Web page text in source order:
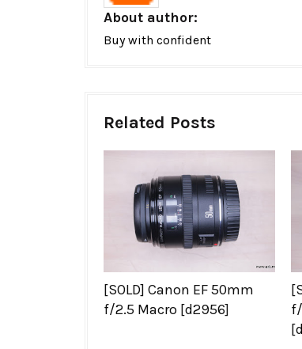
About author:
Buy with confident
Related Posts
[SOLD] Canon EF 50mm
f/2.5 Macro [d2956]